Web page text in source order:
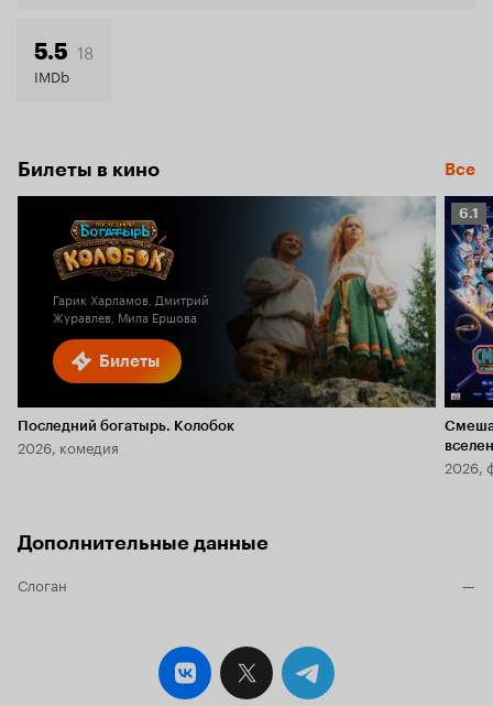
5.5 18
IMDb
Билеты в кино Все
Билеты
Гарик Харламов, Дмитрий
Журавлев, Мила Ершова
Последний богатырь. Колобок
2026, комедия
6.1
6.1
2026,
Дополнительные данные
Слоган —